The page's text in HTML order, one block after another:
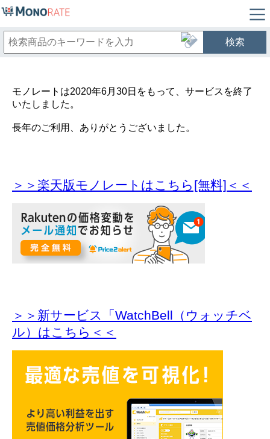
検索
モノレートは2020年6月30日をもって、サービスを終了
いたしました。
長年のご利用、ありがとうございました。
＞＞楽天版モノレートはこちら[無料]＜＜
＞＞新サービス「WatchBell（ウォッチベ
ル）はこちら＜＜